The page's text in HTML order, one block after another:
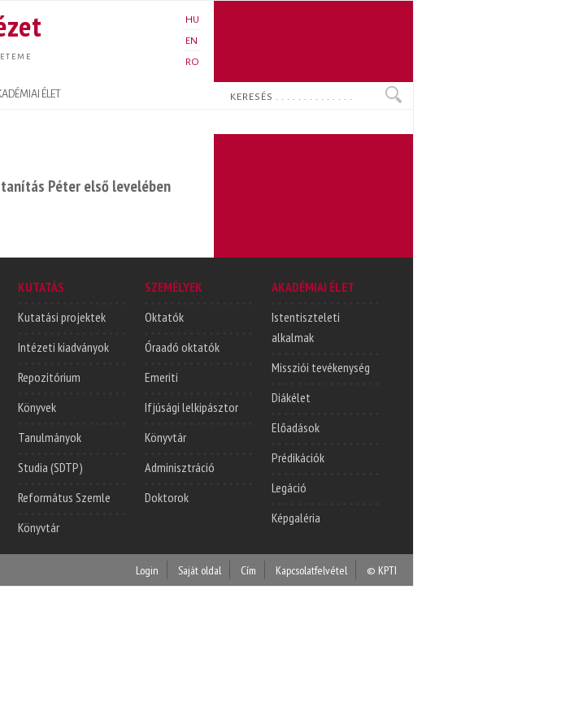
HU
EN
RO
ÉLET Keresés
Péter első levelében
KUTATÁS
Kutatási projektek
Intézeti kiadványok
Repozitórium
Könyvek
Tanulmányok
Studia (SDTP)
Református Szemle
Könyvtár
SZEMÉLYEK
Oktatók
Óraadó oktatók
Emeriti
Ifjúsági lelkipásztor
Könyvtár
Adminisztráció
Doktorok
AKADÉMIAI ÉLET
Istentiszteleti
alkalmak
Missziói tevékenység
Diákélet
Előadások
Prédikációk
Legáció
Képgaléria
Login Saját oldal Cím Kapcsolatfelvétel © KPTI